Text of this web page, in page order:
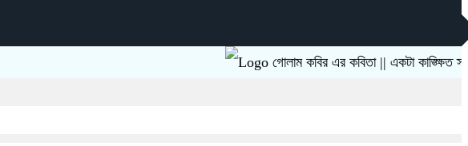
গোলাম কবির এর কবিতা || একটা কাঙ্ক্ষিত স্বপ্নের